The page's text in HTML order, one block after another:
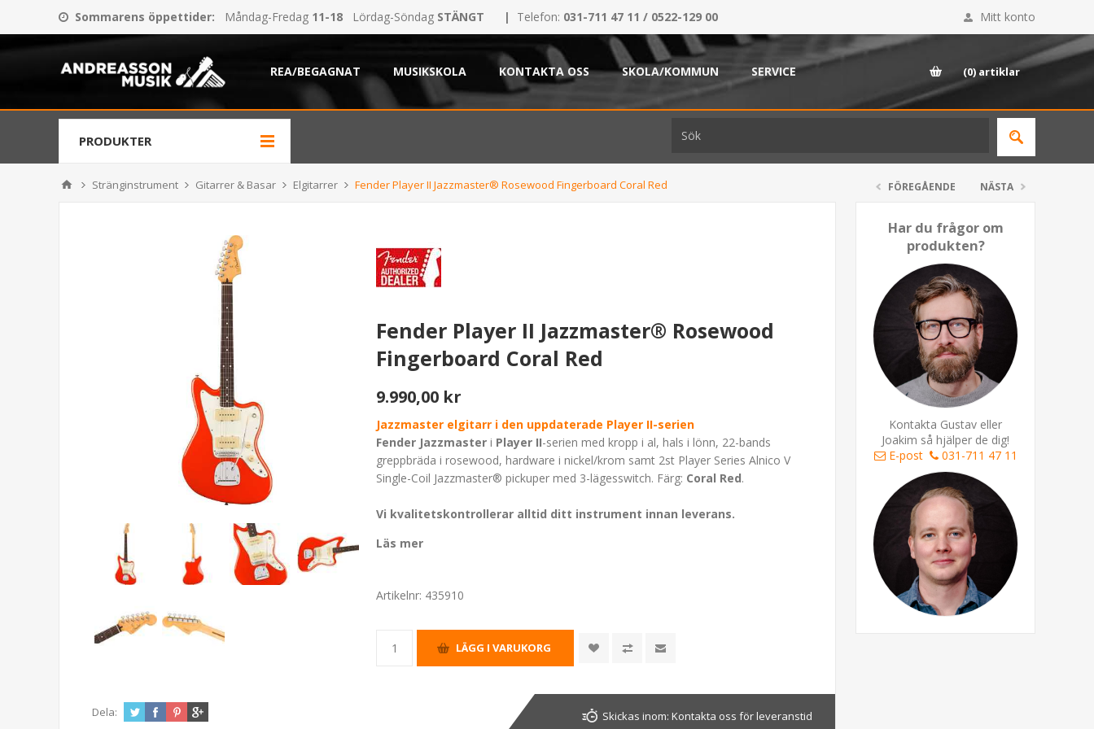
Sommarens öppettider: Måndag-Fredag 11-18 Lördag-Söndag STÄNGT | Telefon: 031-711 47 11 / 0522-129 00 Mitt konto
REA/BEGAGNAT MUSIKSKOLA KONTAKTA OSS SKOLA/KOMMUN SERVICE (0) artiklar
PRODUKTER
Stränginstrument Gitarrer & Basar Elgitarrer Fender Player II Jazzmaster® Rosewood Fingerboard Coral Red FÖREGÅENDE NÄSTA
Har du frågor om
produkten?
Kontakta Gustav eller
Joakim så hjälper de dig!
E-post
031-711 47 11
Fender Player II Jazzmaster® Rosewood
Fingerboard Coral Red
9.990,00 kr
Jazzmaster elgitarr i den uppdaterade Player II-serien
Fender Jazzmaster i Player II-serien med kropp i al, hals i lönn, 22-bands
greppbräda i rosewood, hardware i nickel/krom samt 2st Player Series Alnico V
Single-Coil Jazzmaster® pickuper med 3-lägesswitch. Färg: Coral Red.
Vi kvalitetskontrollerar alltid ditt instrument innan leverans.
Läs mer
Artikelnr: 435910
Dela: Skickas inom: Kontakta oss för leveranstid